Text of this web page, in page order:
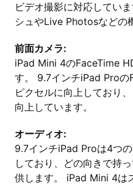
ビデオ撮影に対応してい
シュやLive Photosなどの
前面カメラ:
iPad Mini 4のFaceTime
す。 9.7インチiPad Pro
ピクセルに向上しており
向上しています。
オーディオ:
9.7インチiPad Proは4つ
しており、どの向きで持
供します。 iPad Mini 4は